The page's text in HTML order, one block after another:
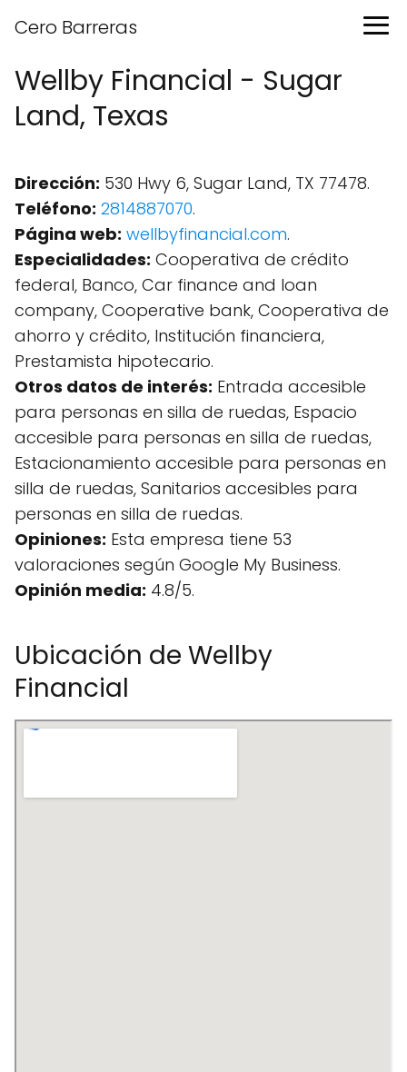
Cero Barreras
Wellby Financial - Sugar
Land, Texas
Dirección: 530 Hwy 6, Sugar Land, TX 77478.
Teléfono: 2814887070.
Página web: wellbyfinancial.com.
Especialidades: Cooperativa de crédito
federal, Banco, Car finance and loan
company, Cooperative bank, Cooperativa de
ahorro y crédito, Institución financiera,
Prestamista hipotecario.
Otros datos de interés: Entrada accesible
para personas en silla de ruedas, Espacio
accesible para personas en silla de ruedas,
Estacionamiento accesible para personas en
silla de ruedas, Sanitarios accesibles para
personas en silla de ruedas.
Opiniones: Esta empresa tiene 53
valoraciones según Google My Business.
Opinión media: 4.8/5.
Ubicación de Wellby
Financial